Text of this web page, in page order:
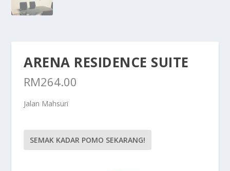
ARENA RESIDENCE SUITE
RM264.00
Jalan Mahsuri
SEMAK KADAR POMO SEKARANG!